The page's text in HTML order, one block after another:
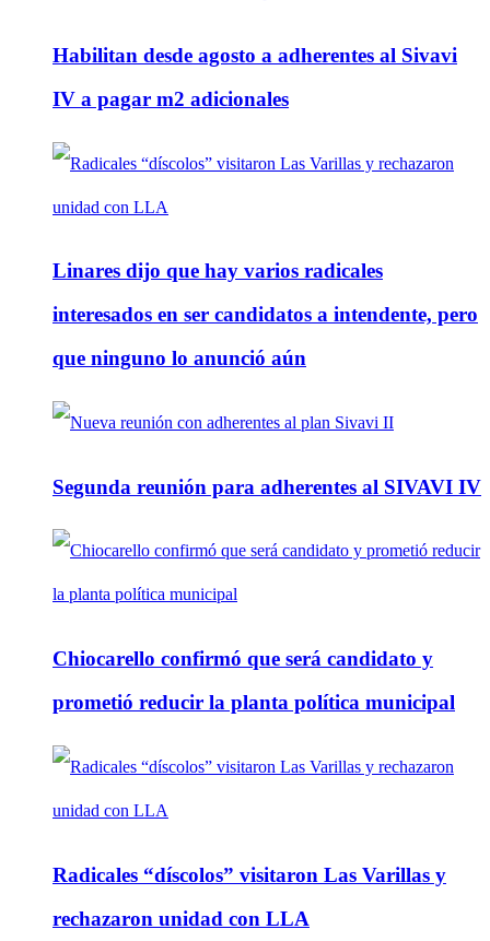
Habilitan desde agosto a adherentes al Sivavi
IV a pagar m2 adicionales
Linares dijo que hay varios radicales
interesados en ser candidatos a intendente, pero
que ninguno lo anunció aún
Segunda reunión para adherentes al SIVAVI IV
Chiocarello confirmó que será candidato y
prometió reducir la planta política municipal
Radicales “díscolos” visitaron Las Varillas y
rechazaron unidad con LLA